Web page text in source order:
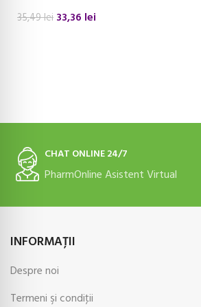
35,49lei 33,36 lei
CHAT ONLINE 24/7
PharmOnline Asistent Virtual
INFORMAŢII
Despre noi
Termeni şi condiţii